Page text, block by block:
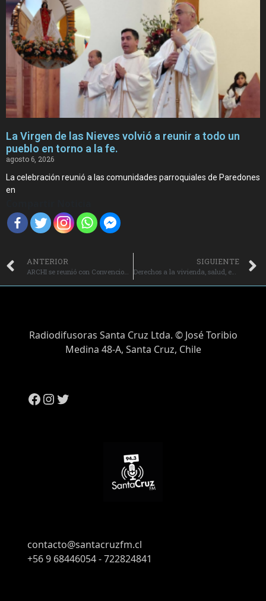
La Virgen de las Nieves volvió a reunir a todo un
pueblo en torno a la fe.
agosto 6, 2026
La celebración reunió a las comunidades parroquiales de Paredones
en
ANTERIOR
ARCHI se reunió con Convencionales Constituyentes.
SIGUIENTE
Derechos a la vivienda, salud, educación, seguridad social y trabajo se integran a texto Constitucional.
Radiodifusoras Santa Cruz Ltda. © José Toribio
Medina 48-A, Santa Cruz, Chile
contacto@santacruzfm.cl
+56 9 68446054 - 722824841